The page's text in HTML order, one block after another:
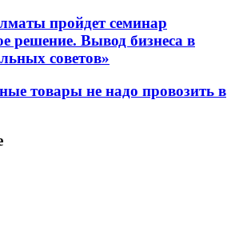
пройдет семинар
решение. Вывод бизнеса в
советов»
товары не надо провозить в